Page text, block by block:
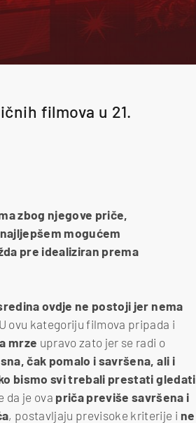
filmova u 21.
zbog njegove priče,
mogućem
pre idealiziran prema
ovdje ne postoji jer nema
ovu kategoriju filmova pripada i
mrze upravo zato jer se radi o
čak pomalo i savršena, ali i
bismo svi trebali prestati gledati
da je ova priča previše savršena i
, postavljaju previsoke kriterije i ne